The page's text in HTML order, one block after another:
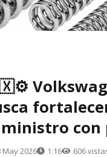
con
May 2026 1:16 606